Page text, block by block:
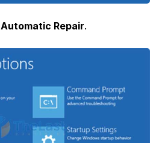
Automatic Repair.